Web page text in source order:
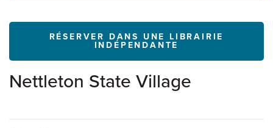
RÉSERVER DANS UNE LIBRAIRIE
INDÉPENDANTE
Nettleton State Village